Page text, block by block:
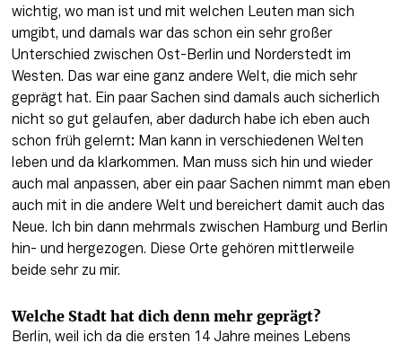
wichtig, wo man ist und mit welchen Leuten man sich
umgibt, und damals war das schon ein sehr großer
Unterschied zwischen Ost-Berlin und Norderstedt im
Westen. Das war eine ganz andere Welt, die mich sehr
geprägt hat. Ein paar Sachen sind damals auch sicherlich
nicht so gut gelaufen, aber dadurch habe ich eben auch
schon früh gelernt: Man kann in verschiedenen Welten
leben und da klarkommen. Man muss sich hin und wieder
auch mal anpassen, aber ein paar Sachen nimmt man eben
auch mit in die andere Welt und bereichert damit auch das
Neue. Ich bin dann mehrmals zwischen Hamburg und Berlin
hin- und hergezogen. Diese Orte gehören mittlerweile
beide sehr zu mir.
Welche Stadt hat dich denn mehr geprägt?
Berlin, weil ich da die ersten 14 Jahre meines Lebens